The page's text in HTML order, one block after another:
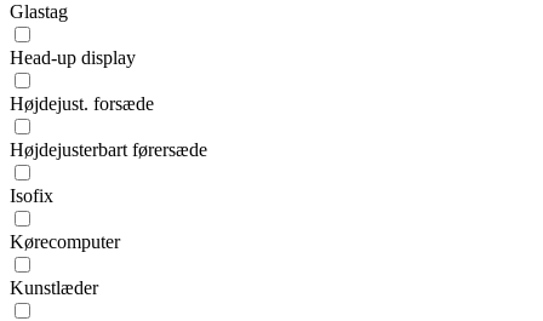
Glastag
Head-up display
Højdejust. forsæde
Højdejusterbart førersæde
Isofix
Kørecomputer
Kunstlæder